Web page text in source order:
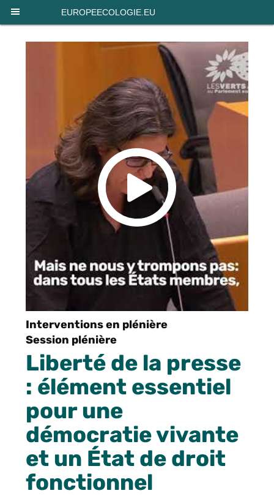
EUROPEECOLOGIE.EU
Interventions en plénière
Session plénière
Liberté de la presse
: élément essentiel
pour une
démocratie vivante
et un État de droit
fonctionnel